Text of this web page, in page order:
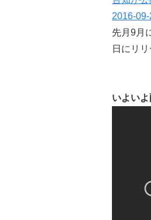
2016-
先月9月
日にリ
いよいよ